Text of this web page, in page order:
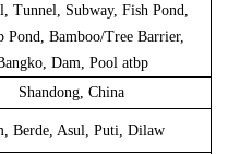
Tunnel, Subway, Fish Pond,
Pond, Bamboo/Tree Barrier,
Dam, Pool atbp
Shandong, China
Berde, Asul, Puti, Dilaw